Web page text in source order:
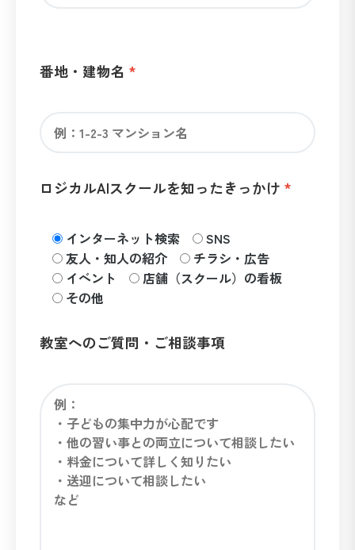
番地・建物名
ロジカルAIスクールを知ったきっかけ
インターネット検索
SNS
友人・知人の紹介
チラシ・広告
イベント
店舗（スクール）の看板
その他
教室へのご質問・ご相談事項